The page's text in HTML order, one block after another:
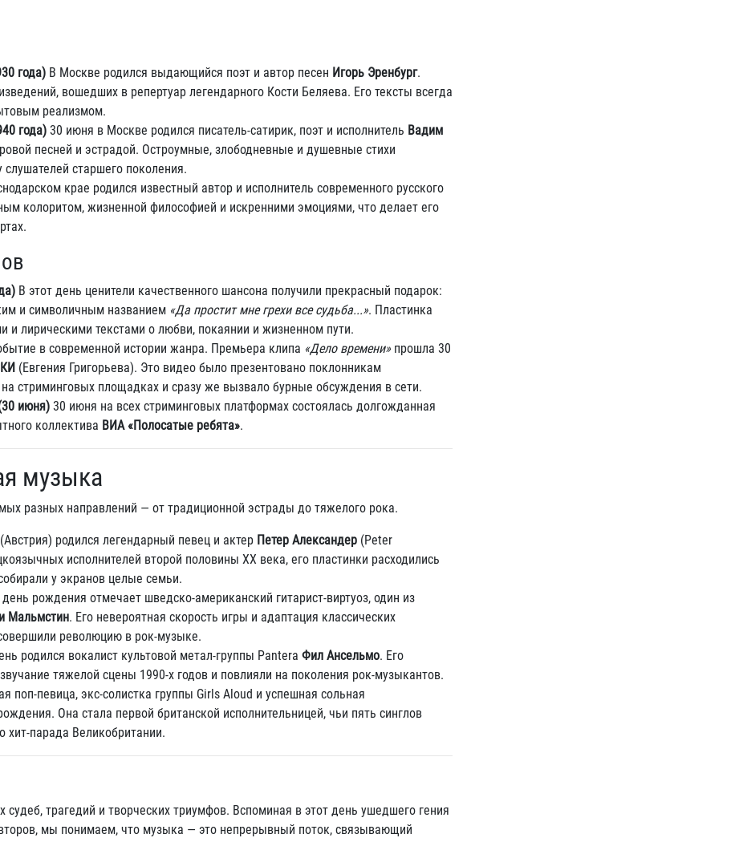
года) В Москве родился выдающийся поэт и автор песен Игорь Эренбург.
вошедших в репертуар легендарного Кости Беляева. Его тексты всегда
реализмом.
года) 30 июня в Москве родился писатель-сатирик, поэт и исполнитель Вадим
песней и эстрадой. Остроумные, злободневные и душевные стихи
старшего поколения.
крае родился известный автор и исполнитель современного русского
колоритом, жизненной философией и искренними эмоциями, что делает его
В этот день ценители качественного шансона получили прекрасный подарок:
и символичным названием «Да простит мне грехи все судьба...». Пластинка
лирическими текстами о любви, покаянии и жизненном пути.
в современной истории жанра. Премьера клипа «Дело времени»прошла 30
(Евгения Григорьева). Это видео было презентовано поклонникам
стриминговых площадках и сразу же вызвало бурные обсуждения в сети.
июня) 30 июня на всех стриминговых платформах состоялась долгожданная
коллектива ВИА «Полосатые ребята».
музыка
разных направлений — от традиционной эстрады до тяжелого рока.
родился легендарный певец и актер Петер Александер (Peter
исполнителей второй половины XX века, его пластинки расходились
у экранов целые семьи.
рождения отмечает шведско-американский гитарист-виртуоз, один из
Мальмстин. Его невероятная скорость игры и адаптация классических
революцию в рок-музыке.
родился вокалист культовой метал-группы Pantera Фил Ансельмо. Его
тяжелой сцены 1990-х годов и повлияли на поколения рок-музыкантов.
поп-певица, экс-солистка группы Girls Aloud и успешная сольная
Она стала первой британской исполнительницей, чьи пять синглов
хит-парада Великобритании.
судеб, трагедий и творческих триумфов. Вспоминая в этот день ушедшего гения
мы понимаем, что музыка — это непрерывный поток, связывающий